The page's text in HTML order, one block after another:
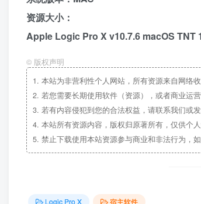
资源大小：
Apple Logic Pro X v10.7.6 macOS TNT
© 版权声明
1. 本站为非营利性个人网站，所有资源来自网络
2. 若您需要长期使用软件（资源），或者商业运
3. 若有内容侵犯到您的合法权益，请联系我们或
4. 本站所有资源内容，版权归原著所有，仅供个
5. 禁止下载使用本站资源参与商业和非法行为，
Logic Pro X 宿主软件